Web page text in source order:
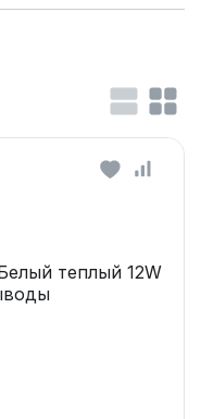
теплый 12W